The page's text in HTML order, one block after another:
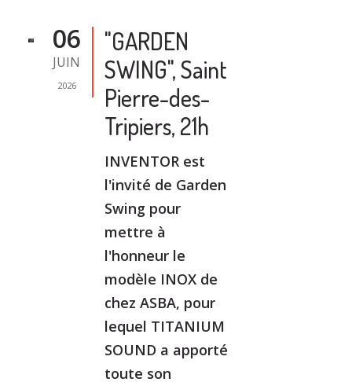
06
JUIN
2026
"GARDEN
SWING", Saint
Pierre-des-
Tripiers, 21h
INVENTOR est
l'invité de Garden
Swing pour
mettre à
l'honneur le
modèle INOX de
chez ASBA, pour
lequel TITANIUM
SOUND a apporté
toute son